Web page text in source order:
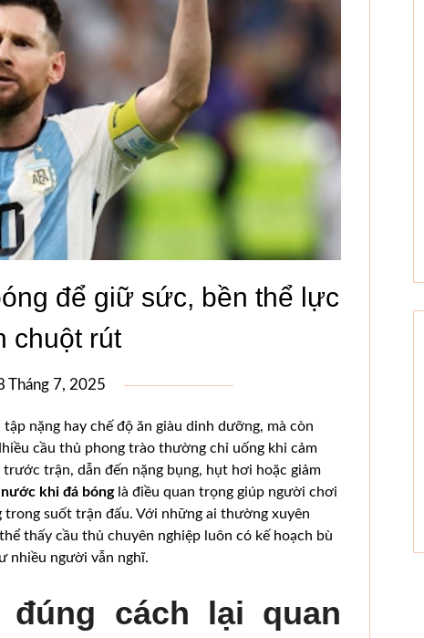
để giữ sức, bền thể lực
chuột rút
Tháng 7, 2025
nặng hay chế độ ăn giàu dinh dưỡng, mà còn
cầu thủ phong trào thường chỉ uống khi cảm
trận, dẫn đến nặng bụng, hụt hơi hoặc giảm
khi đá bónglà điều quan trọng giúp người chơi
suốt trận đấu. Với những ai thường xuyên
thấy cầu thủ chuyên nghiệp luôn có kế hoạch bù
nhiều người vẫn nghĩ.
cách lại quan